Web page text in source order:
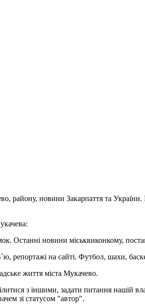
району, новини Закарпаття та
Останні новини міськвиконкому,
репортажі на сайті. Футбол, шахи,
життя міста Мукачево.
з іншими, задати питання нашій
зі статусом "автор".